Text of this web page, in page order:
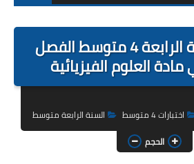
التربية التحضيرية
السنة الاولى ابتدائي
السنة الثانية ابتدائي
السنة الثالثة ابتدائي
اختبارات السنة الرابعة 4 متوسط الفصل
اختبارات 4 متوسط
السنة الرابعة متوسط
الحجم